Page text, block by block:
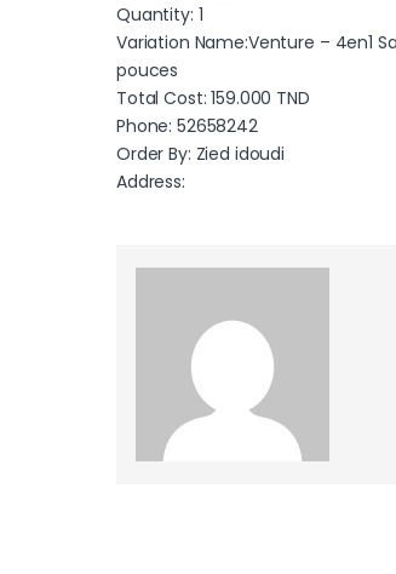
Quantity: 1
Variation Name:Venture – 4en1
pouces
Total Cost:159.000 TND
Phone: 52658242
Order By: Zied idoudi
Address: